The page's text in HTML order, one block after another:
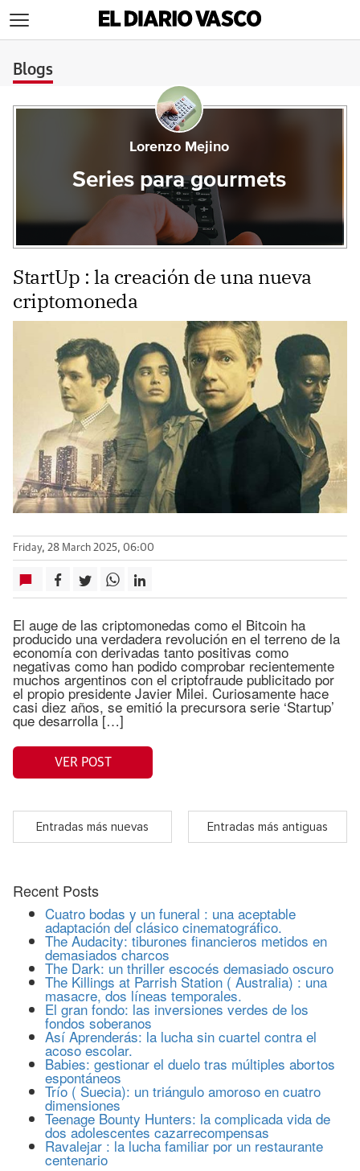
Blogs
Lorenzo Mejino
Series para gourmets
StartUp : la creación de una nueva
criptomoneda
Friday, 28 March 2025, 06:00
El auge de las criptomonedas como el Bitcoin ha
producido una verdadera revolución en el terreno de la
economía con derivadas tanto positivas como
negativas como han podido comprobar recientemente
muchos argentinos con el criptofraude publicitado por
el propio presidente Javier Milei. Curiosamente hace
casi diez años, se emitió la precursora serie ‘Startup’
que desarrolla […]
VER POST
Entradas más nuevas Entradas más antiguas
Recent Posts
Cuatro bodas y un funeral : una aceptable
adaptación del clásico cinematográfico.
The Audacity: tiburones financieros metidos en
demasiados charcos
The Dark: un thriller escocés demasiado oscuro
The Killings at Parrish Station ( Australia) : una
masacre, dos líneas temporales.
El gran fondo: las inversiones verdes de los
fondos soberanos
Así Aprenderás: la lucha sin cuartel contra el
acoso escolar.
Babies: gestionar el duelo tras múltiples abortos
espontáneos
Trío ( Suecia): un triángulo amoroso en cuatro
dimensiones
Teenage Bounty Hunters: la complicada vida de
dos adolescentes cazarrecompensas
Ravalejar : la lucha familiar por un restaurante
centenario